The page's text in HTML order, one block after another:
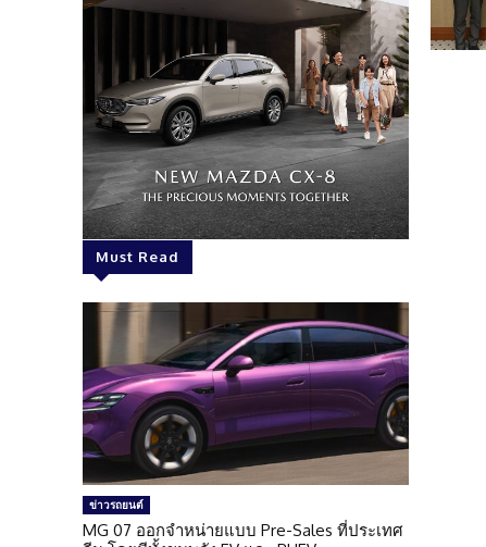
Must Read
ข่าวรถยนต์
MG 07 ออกจำหน่ายแบบ Pre-Sales ที่ประเทศ